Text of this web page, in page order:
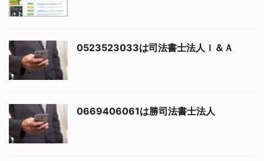
0523523033は司法書士法人Ｉ＆Ａ
0669406061は勝司法書士法人